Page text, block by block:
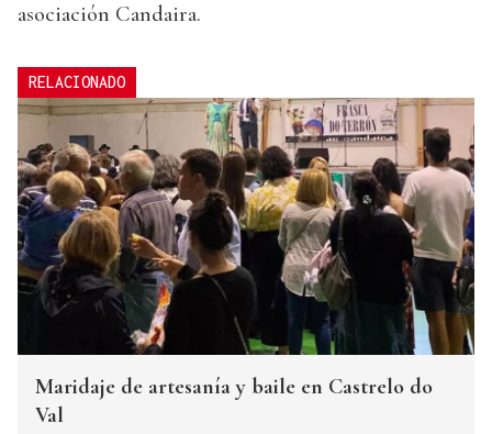
asociación Candaira.
RELACIONADO
Maridaje de artesanía y baile en Castrelo do
Val